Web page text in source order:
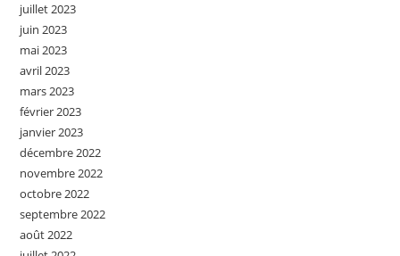
juillet 2023
juin 2023
mai 2023
avril 2023
mars 2023
février 2023
janvier 2023
décembre 2022
novembre 2022
octobre 2022
septembre 2022
août 2022